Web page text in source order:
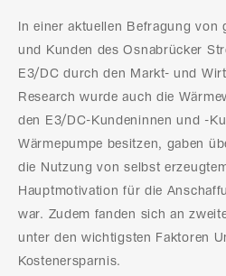
In einer aktuellen Befragung von
und Kunden des Osnabrücker
E3/DC durch den Markt- und
Research wurde auch die
den E3/DC-Kundeninnen und -
Wärmepumpe besitzen, gaben
die Nutzung von selbst
Hauptmotivation für die
war. Zudem fanden sich an
unter den wichtigsten Faktoren
Kostenersparnis.